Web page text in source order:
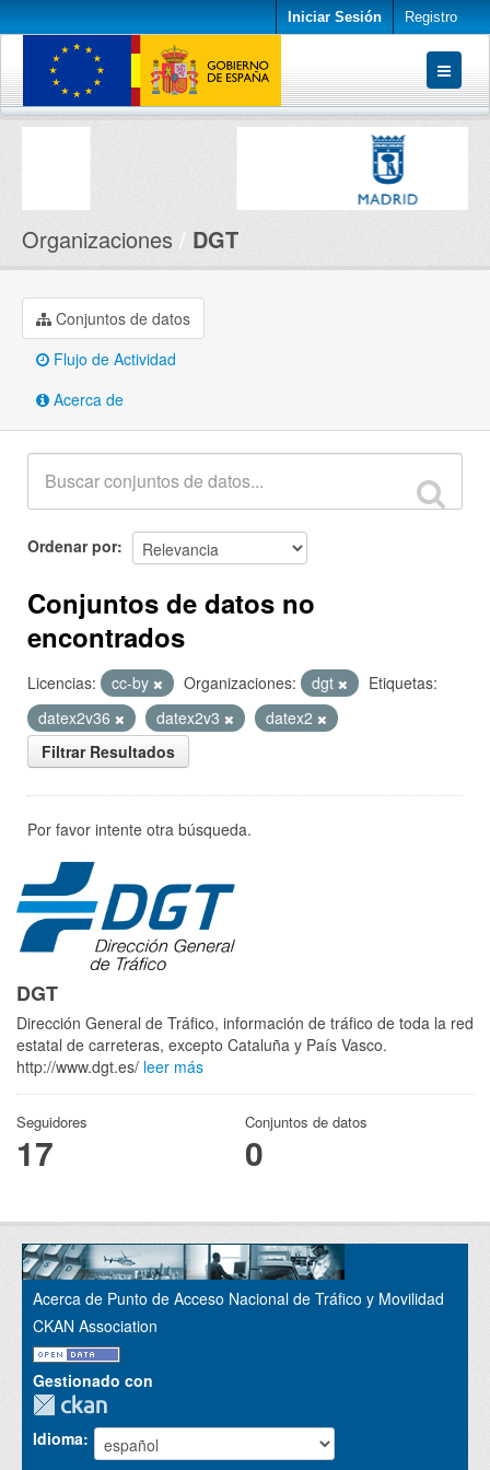
Iniciar Sesión Registro
Conjuntos de datos
Organizaciones DGT
Conjuntos de datos
Flujo de Actividad
Acerca de
Ordenar por
Conjuntos de datos no
encontrados
Licencias: cc-by Organizaciones: dgt
Etiquetas:
datex2v36
datex2v3
datex2
Filtrar Resultados
Por favor intente otra búsqueda.
DGT
Dirección General de Tráfico, información de tráfico de toda la red
estatal de carreteras, excepto Cataluña y País Vasco.
http://www.dgt.es/ leer más
Seguidores
17
Conjuntos de datos
0
Acerca de Punto de Acceso Nacional de Tráfico y Movilidad
CKAN Association
Gestionado con
Idioma